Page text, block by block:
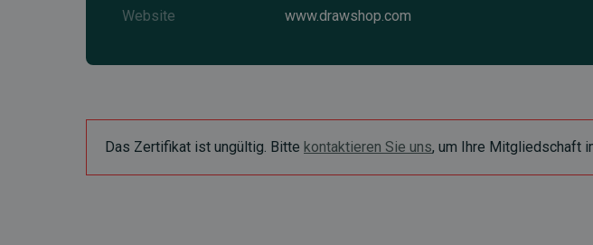
Website
www.drawshop.com
Das Zertifikat ist ungültig. Bitte kontaktieren Sie uns, um Ihre Mitgliedschaft